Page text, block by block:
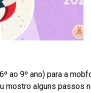
ao 9º ano) para a
mostro alguns passos